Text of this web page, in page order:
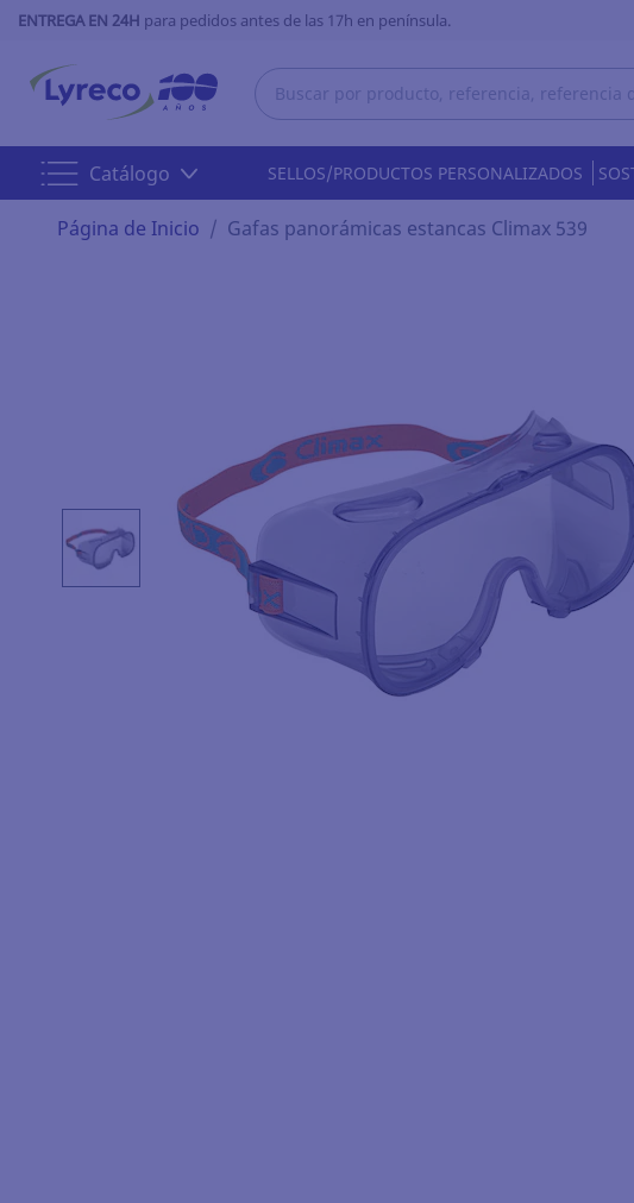
ENTREGA EN 24H para pedidos antes de las 17h en península.
Catálogo SELLOS/PRODUCTOS PERSONALIZADOS
Página de Inicio Gafas panorámicas estancas Climax 539